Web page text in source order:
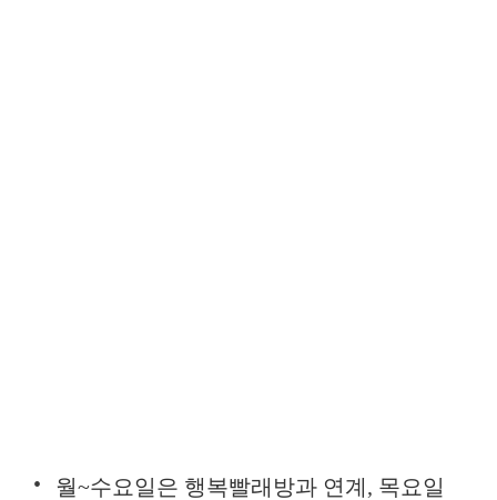
월~수요일은 행복빨래방과 연계, 목요일